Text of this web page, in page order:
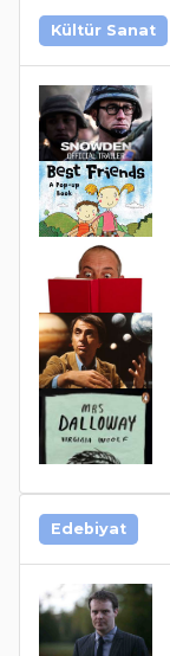
Kültür Sanat
Edebiyat